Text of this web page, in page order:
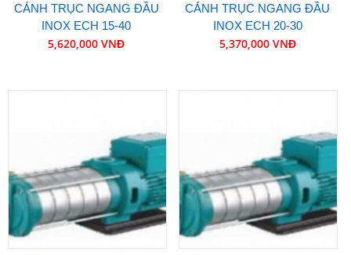
CÁNH TRỤC NGANG ĐẦU
INOX ECH 15-40
5,620,000 VNĐ
CÁNH TRỤC NGANG ĐẦU
INOX ECH 20-30
5,370,000 VNĐ